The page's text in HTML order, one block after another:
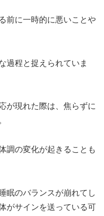
前に一時的に悪いことや
過程と捉えられていま
が現れた際は、焦らずに
調の変化が起きることも
眠のバランスが崩れてし
がサインを送っている可